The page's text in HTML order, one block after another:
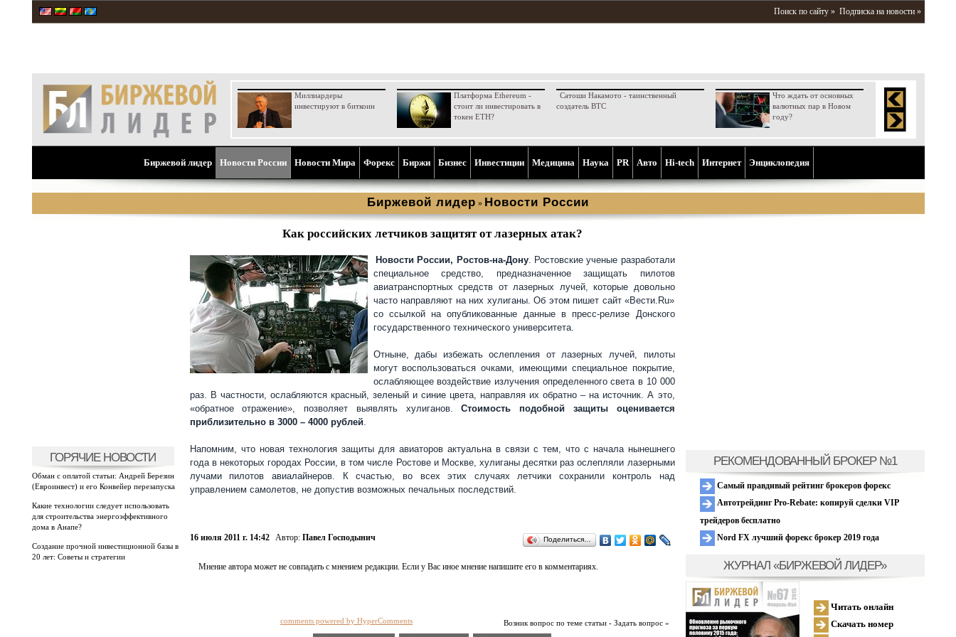
Поиск по сайту » Подписка на новости »
Миллиардеры
инвестируют в биткоин
Платформа Ethereum -
стоит ли инвестировать в
токен ETH?
Сатоши Накамото - таинственный
создатель BTC
Что ждать от основных
валютных пар в Новом
году?
Биржевой лидер Новости России Новости Мира Форекс Биржи Бизнес Инвестиции Медицина Наука PR Aвто Hi-tech Интернет Энциклопедия
Биржевой лидер » Новости России
ГОРЯЧИЕ НОВОСТИ
Обман с оплатой статьи: Андрей Березин
(Евроинвест) и его Конвейер перезапуска
Какие технологии следует использовать
для строительства энергоэффективного
дома в Анапе?
Создание прочной инвестиционной базы в
20 лет: Советы и стратегии
Как российских летчиков защитят от лазерных атак?
Новости России, Ростов-на-Дону. Ростовские ученые разработали
специальное средство, предназначенное защищать пилотов
авиатранспортных средств от лазерных лучей, которые довольно
часто направляют на них хулиганы. Об этом пишет сайт «Вести.Ru»
со ссылкой на опубликованные данные в пресс-релизе Донского
государственного технического университета.
Отныне, дабы избежать ослепления от лазерных лучей, пилоты
могут воспользоваться очками, имеющими специальное покрытие,
ослабляющее воздействие излучения определенного света в 10 000
раз. В частности, ослабляются красный, зеленый и синие цвета, направляя их обратно – на источник. А это,
«обратное отражение», позволяет выявлять хулиганов.Стоимость подобной защиты оценивается
приблизительно в 3000 – 4000 рублей.
Напомним, что новая технология защиты для авиаторов актуальна в связи с тем, что с начала нынешнего
года в некоторых городах России, в том числе Ростове и Москве, хулиганы десятки раз ослепляли лазерными
лучами пилотов авиалайнеров. К счастью, во всех этих случаях летчики сохранили контроль над
управлением самолетов, не допустив возможных печальных последствий.
16 июля 2011 г. 14:42 Автор: Павел Господынич Поделиться…
Мнение автора может не совпадать с мнением редакции. Если у Вас иное мнение напишите его в комментариях.
Возник вопрос по теме статьи - Задать вопрос »
comments powered by HyperComments
РЕКОМЕНДОВАННЫЙ БРОКЕР №1
Самый правдивый рейтинг брокеров форекс
Автотрейдинг Pro-Rebate: копируй сделки VIP
трейдеров бесплатно
Nord FX лучший форекс брокер 2019 года
ЖУРНАЛ «БИРЖЕВОЙ ЛИДЕР»
Читать онлайн
Скачать номер